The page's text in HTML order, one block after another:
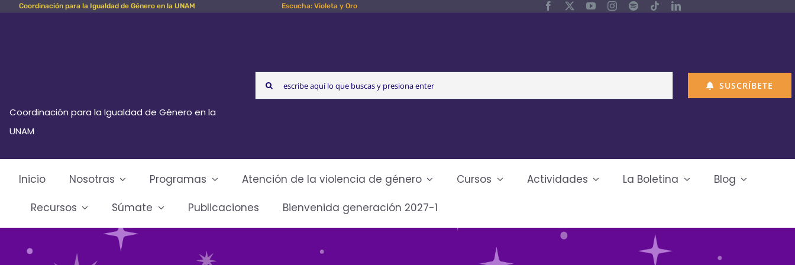
Skip Coordinación para la Igualdad de Género en la UNAM Escucha: Violeta y Oro
Coordinación para la Igualdad de Género en la
UNAM
Search
for:
SUSCRÍBETE
Inicio Nosotras Programas Atención de la violencia de género Cursos Actividades La Boletina
Blog
Recursos
Súmate Publicaciones Bienvenida generación 2027-1